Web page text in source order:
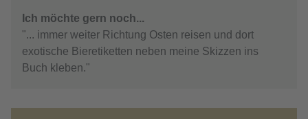
Ich möchte gern noch...
"... immer weiter Richtung Osten reisen und dort
exotische Bieretiketten neben meine Skizzen ins
Buch kleben."